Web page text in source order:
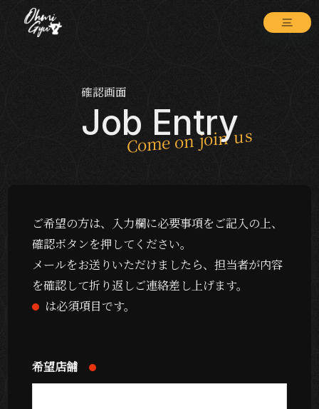
確認画面
Job Entry
ご希望の方は、入力欄に必要事項をご記入の上、
確認ボタンを押してください。
メールをお送りいただけましたら、担当者が内容
を確認して折り返しご連絡差し上げます。
は必須項目です。
希望店舗